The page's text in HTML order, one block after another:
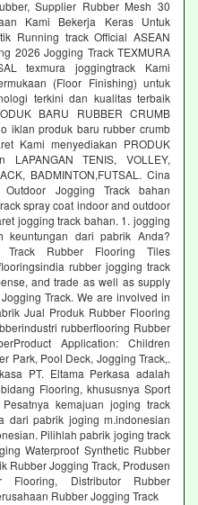
Supplier Rubber Mesh 30
Kami Bekerja Keras Untuk
Running track Official ASEAN
2026 Jogging Track TEXMURA
texmura joggingtrack Kami
(Floor Finishing) untuk
terkini dan kualitas terbaik
BARU RUBBER CRUMB
iklan produk baru rubber crumb
Kami menyediakan PRODUK
TENIS, VOLLEY,
BADMINTON,FUTSAL. Cina
Jogging Track bahan
spray coat indoor and outdoor
jogging track bahan. 1. jogging
keuntungan dari pabrik Anda?
Rubber Flooring Tiles
rubber jogging track
and trade as well as supply
Track. We are involved in
Jual Produk Rubber Flooring
rubberflooring Rubber
Application: Children
Park, Pool Deck, Jogging Track,.
PT. Eltama Perkasa adalah
Flooring, khususnya Sport
kemajuan joging track
dari pabrik joging m.indonesian
Pilihlah pabrik joging track
Waterproof Synthetic Rubber
Rubber Jogging Track, Produsen
Flooring, Distributor Rubber
Rubber Jogging Track